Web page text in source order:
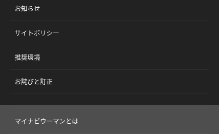
お知らせ
サイトポリシー
推奨環境
お詫びと訂正
マイナビウーマンとは